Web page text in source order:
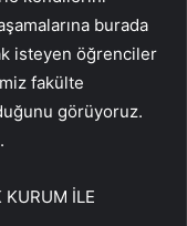
burada
isteyen öğrenciler
fakülte
görüyoruz.
KURUM İLE